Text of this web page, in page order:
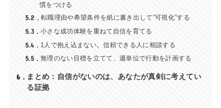
慣をつける
5.2 転職理由や希望条件を紙に書き出して“可視化”する
5.3 小さな成功体験を重ねて自信を育てる
5.4 1人で抱え込まない。信頼できる人に相談する
5.5 無理のない目標を立てて、週単位で行動を計画する
6
まとめ：自信がないのは、あなたが真剣に考えてい
る証拠